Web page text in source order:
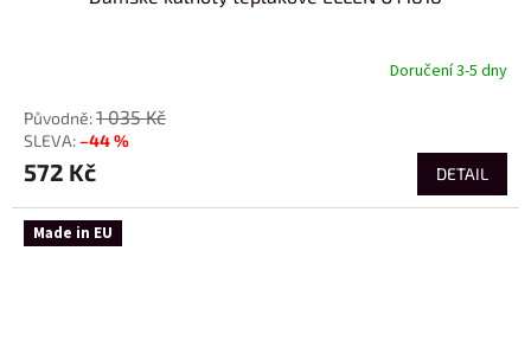
Doručení 3-5 dny
1 035 Kč
–44 %
572 Kč DETAIL
Made in EU